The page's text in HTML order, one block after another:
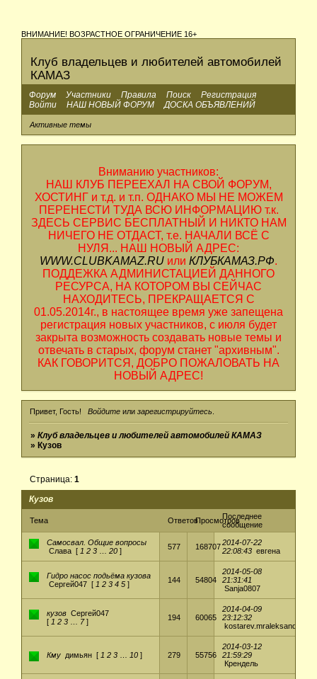
ВНИМАНИЕ! ВОЗРАСТНОЕ ОГРАНИЧЕНИЕ 16+
Клуб владельцев и любителей автомобилей
КАМАЗ
Форум Участники Правила Поиск
Регистрация
Войти
НАШ НОВЫЙ ФОРУМ ДОСКА ОБЪЯВЛЕНИЙ
Активные темы
Вниманию участников:
НАШ КЛУБ ПЕРЕЕХАЛ НА СВОЙ ФОРУМ,
ХОСТИНГ и т.д. и т.п. ОДНАКО МЫ НЕ МОЖЕМ
ПЕРЕНЕСТИ ТУДА ВСЮ ИНФОРМАЦИЮ т.к.
ЗДЕСЬ СЕРВИС БЕСПЛАТНЫЙ И НИКТО НАМ
НИЧЕГО НЕ ОТДАСТ, т.е. НАЧАЛИ ВСЁ С
НУЛЯ... НАШ НОВЫЙ АДРЕС:
WWW.CLUBKAMAZ.RU или КЛУБКАМАЗ.РФ.
ПОДДЕЖКА АДМИНИСТАЦИЕЙ ДАННОГО
РЕСУРСА, НА КОТОРОМ ВЫ СЕЙЧАС
НАХОДИТЕСЬ, ПРЕКРАЩАЕТСЯ С
01.05.2014г., в настоящее время уже запещена
регистрация новых участников, с июля будет
закрыта возможность создавать новые темы и
отвечать в старых, форум станет "архивным".
КАК ГОВОРИТСЯ, ДОБРО ПОЖАЛОВАТЬ НА
НОВЫЙ АДРЕС!
Привет, Гость! Войдитеили зарегистрируйтесь
»Клуб владельцев и любителей автомобилей КАМАЗ
»Кузов
Кузов
Страница:1
Тема ОтветовПросмотровПоследнее
сообщение
Самосвал. Общие вопросы
Слава [ 1 2 3 20 ] 577 1687072014-07-22
22:08:43 евгена
Гидро насос подьёма кузова
Сергей047 [ 1 2 3 4 5 ] 144 54804
2014-05-08
21:31:41
Sanja0807
кузов Сергей047
[ 1 2 3 7 ] 194 60065
2014-04-09
23:12:32
kostarev.mraleksandr
Кму димьян [ 1 2 3 10 ] 279 55756
2014-03-12
21:59:29
Крендель